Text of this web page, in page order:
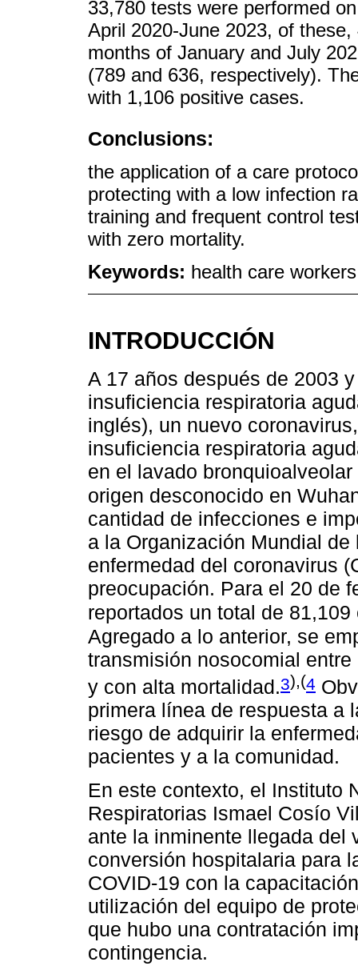
33,780 tests were performed
April 2020-June 2023, of
months of January and July
(789 and 636, respectively).
with 1,106 positive cases.
Conclusions:
the application of a care
protecting with a low infection
training and frequent control
with zero mortality.
Keywords: health care
INTRODUCCIÓN
A 17 años después de 2003
insuficiencia respiratoria
inglés), un nuevo
insuficiencia respiratoria
en el lavado
origen desconocido en
cantidad de infecciones e
a la Organización Mundial
enfermedad del coronavirus
preocupación. Para el 20 de
reportados un total de
Agregado a lo anterior, se
transmisión nosocomial
y con alta mortalidad.3),(4
primera línea de respuesta a
riesgo de adquirir la
pacientes y a la comunidad.
En este contexto, el Instituto
Respiratorias Ismael Cosío
ante la inminente llegada del
conversión hospitalaria para
COVID-19 con la
utilización del equipo de
que hubo una contratación
contingencia.